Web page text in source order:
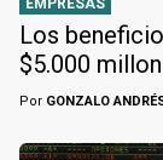
Los
$5.000
Por GONZALO